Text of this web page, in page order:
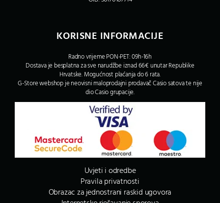
KORISNE INFORMACIJE
Radno vrijeme PON-PET: 09h-16h
Dostava je besplatna za sve narudžbe iznad 66€ unutar Republike
Hrvatske. Mogućnost plaćanja do 6 rata.
G-Store webshop je neovisni maloprodajni prodavač Casio satova te nije
dio Casio grupacije.
Uvjeti i odredbe
Pravila privatnosti
Obrazac za jednostrani raskid ugovora